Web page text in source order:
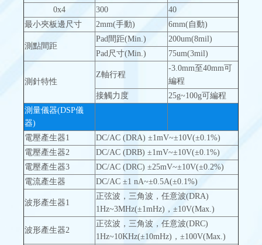
0x4
300
40
最小夾板邊尺寸
2mm(手動) 6mm(自動)
測點間距
Pad間距(Min.)
200um(8mil)
Pad尺寸(Min.)
75um(3mil)
測針特性
Z軸行程
-3.0mm至40mm可
編程
接觸力度
25g~100g可編程
測量儀器(DSP儀
器)
電壓產生器1
DC/AC (DRA) ±1mV~±10V(±0.1%)
電壓產生器2
DC/AC (DRB) ±1mV~±10V(±0.1%)
電壓產生器3
DC/AC (DRC) ±25mV~±10V(±0.2%)
電流產生器
DC/AC ±1 nA~±0.5A(±0.1%)
波形產生器1
正弦波，三角波，任意波(DRA)
1Hz~3MHz(±1mHz)，±10V(Max.)
波形產生器2
正弦波，三角波，任意波(DRC)
1Hz~10KHz(±10mHz)，±100V(Max.)